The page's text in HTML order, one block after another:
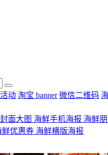
活动 淘宝 banner 微信二维码
面大图 海鲜手机海报 海鲜
鲜优惠券 海鲜横版海报